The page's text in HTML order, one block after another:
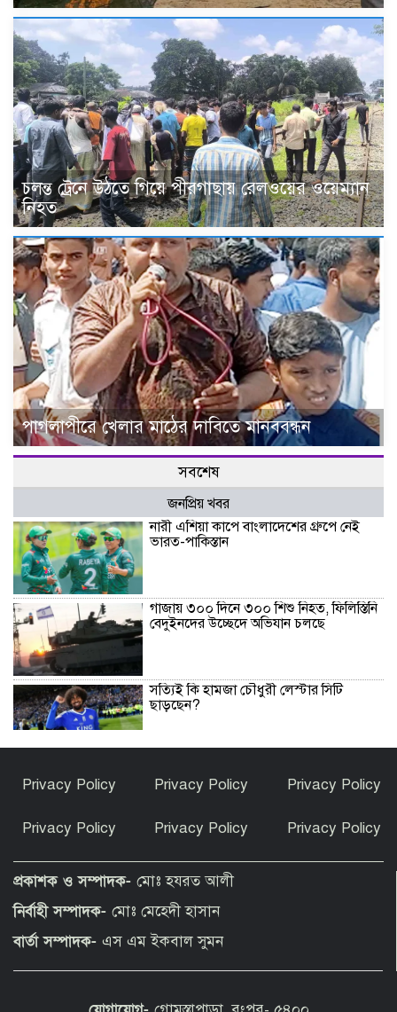
চলন্ত ট্রেনে উঠতে গিয়ে পীরগাছায় রেলওয়ের ওয়েম্যান
নিহত
পাগলাপীরে খেলার মাঠের দাবিতে মানববন্ধন
সবশেষ
জনপ্রিয় খবর
নারী এশিয়া কাপে বাংলাদেশের গ্রুপে নেই
ভারত-পাকিস্তান
গাজায় ৩০০ দিনে ৩০০ শিশু নিহত, ফিলিস্তিনি
বেদুইনদের উচ্ছেদে অভিযান চলছে
সত্যিই কি হামজা চৌধুরী লেস্টার সিটি
ছাড়ছেন?
ইসলামী আন্দোলন বাংলাদেশ রংপুর জেলা
কমিটির শপথ গ্রহণ
Privacy Policy Privacy Policy Privacy Policy
Privacy Policy Privacy Policy Privacy Policy
প্রকাশক ও সম্পাদক- মোঃ হযরত আলী
নির্বাহী সম্পাদক- মোঃ মেহেদী হাসান
বার্তা সম্পাদক- এস এম ইকবাল সুমন